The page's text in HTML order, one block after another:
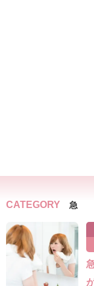
CATEGORY 急